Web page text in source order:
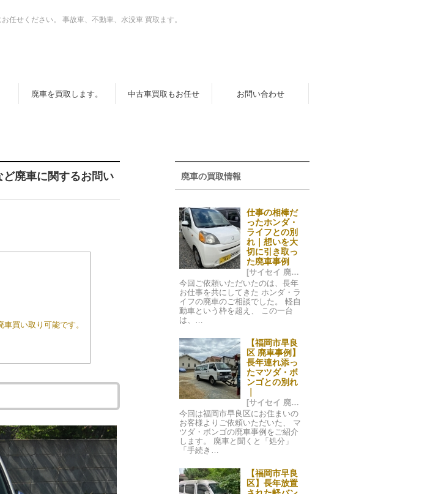
任せください。 事故車、不動車、水没車 買取ます。
廃車を買取します。 中古車買取もお任せ お問い合わせ
廃車に関するお問い
買い取り可能です。
廃車の買取情報
仕事の相棒だ
ったホンダ・
ライフとの別
れ｜想いを大
切に引き取っ
た廃車事例
[サイセイ 廃車ネット 福岡市] 2025/12/28 04:08
今回ご依頼いただいたのは、長年
お仕事を共にしてきた ホンダ・ラ
イフの廃車のご相談でした。 軽自
動車という枠を超え、 この一台
は、…
【福岡市早良
区 廃車事例】
長年連れ添っ
たマツダ・ボ
ンゴとの別れ
[サイセイ 廃車ネット 福岡市] 2025/12/28 03:37
今回は福岡市早良区にお住まいの
お客様よりご依頼いただいた、 マ
ツダ・ボンゴの廃車事例をご紹介
します。 廃車と聞くと「処分」
「手続き…
【福岡市早良
区】長年放置